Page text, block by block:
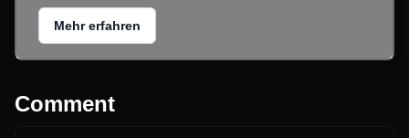
Mehr erfahren
Comment